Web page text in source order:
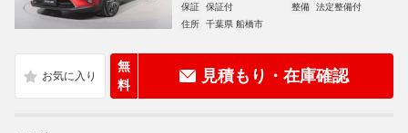
保証
保証付 整備
法定整備付
住所
千葉県 船橋市
無
料
見積もり・在庫確認